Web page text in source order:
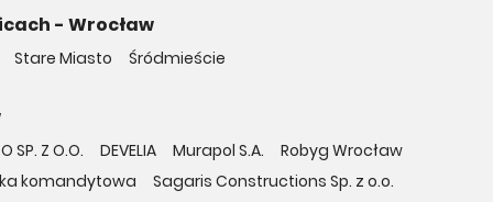
- Wrocław
Stare Miasto Śródmieście
SP. Z O.O. DEVELIA Murapol S.A.
Robyg Wrocław
komandytowa
Sagaris Constructions Sp. z o.o.